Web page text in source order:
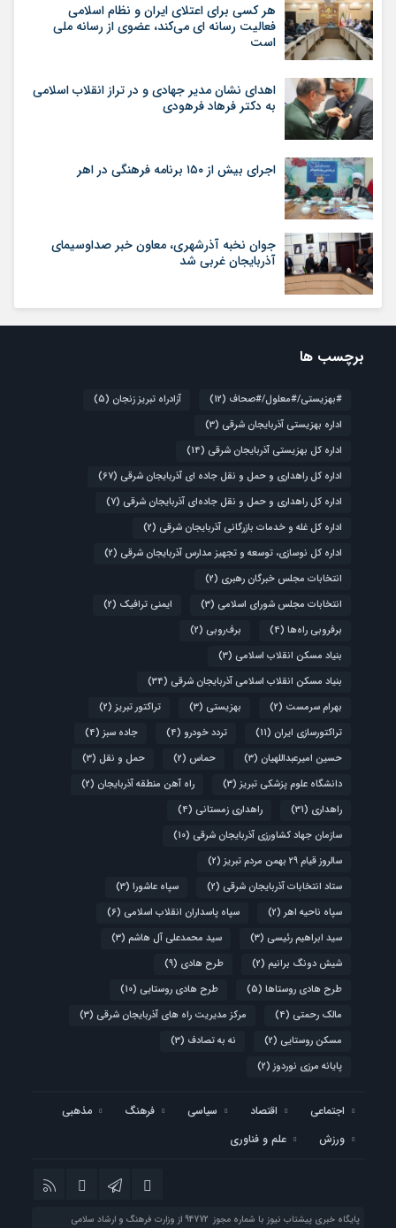
هر کسی برای اعتلای ایران و نظام اسلامی
فعالیت رسانه ای می‌کند، عضوی از رسانه ملی
است
اهدای نشان مدیر جهادی و در تراز انقلاب اسلامی
به دکتر فرهاد فرهودی
اجرای بیش از ۱۵۰ برنامه فرهنگی در اهر
جوان نخبه آذرشهری، معاون خبر صداوسیمای
آذربایجان غربی شد
برچسب ها
#بهزیستی/#معلول/#صحاف (12) آزادراه تبریز زنجان (5)
اداره بهزیستی آذربایجان شرقی (3)
اداره کل بهزیستی آذربایجان شرقی (14)
اداره کل راهداری و حمل و نقل جاده ای آذربایجان شرقی (67)
اداره کل راهداری و حمل و نقل جاده‌ای آذربایجان شرقی (7)
اداره کل غله و خدمات بازرگانی آذربایجان شرقی (2)
اداره کل نوسازی، توسعه و تجهیز مدارس آذربایجان شرقی (2)
انتخابات مجلس خبرگان رهبری (2)
انتخابات مجلس شورای اسلامی (3) ایمنی ترافیک (2)
برفروبی راه‌ها (4) برف‌روبی (2)
بنیاد مسکن انقلاب اسلامی (3)
بنیاد مسکن انقلاب اسلامی آذربایجان شرقی (34)
بهرام سرمست (2) بهزیستی (3) تراکتور تبریز (2)
تراکتورسازی ایران (11) تردد خودرو (4) جاده سبز (4)
حسین امیرعبداللهیان (3) حماس (2) حمل و نقل (3)
دانشگاه علوم پزشکی تبریز (3) راه آهن منطقه آذربایجان (2)
راهداری (31) راهداری زمستانی (4)
سازمان جهاد کشاورزی آذربایجان شرقی (10)
سالروز قیام ۲۹ بهمن مردم تبریز
(2)
ستاد انتخابات آذربایجان شرقی (2) سپاه عاشورا (3)
سپاه ناحیه اهر (2) سپاه پاسداران انقلاب اسلامی (6)
سید ابراهیم رئیسی (3) سید محمدعلی آل هاشم (3)
شیش دونگ برانیم (2) طرح هادی (9)
طرح هادی روستاها (5) طرح هادی روستایی (10)
مالک رحمتی (4) مرکز مدیریت راه های آذربایجان شرقی (3)
مسکن روستایی (2) نه به تصادف (3)
پایانه مرزی نوردوز (2)
اجتماعی اقتصاد سیاسی فرهنگ
مذهبی
ورزش
علم و فناوری
پایگاه خبری پیشتاب نیوز با شماره مجوز 94772 از وزارت فرهنگ و ارشاد سلامی